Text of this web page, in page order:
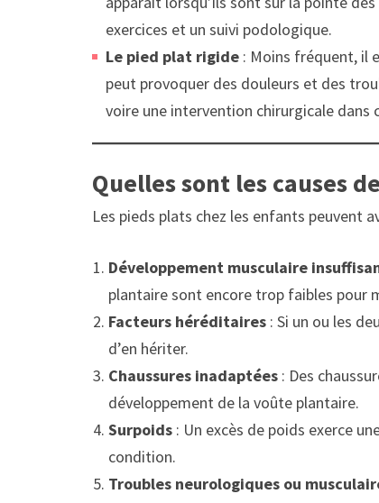
exercices et un suivi podologique.
Le pied plat rigide : Moins fréquent, il
peut provoquer des douleurs et des
voire une intervention chirurgicale dans
Quelles sont les causes
Les pieds plats chez les enfants peuvent
Développement musculaire
plantaire sont encore trop faibles pour
Facteurs héréditaires : Si un ou les
d’en hériter.
Chaussures inadaptées : Des
développement de la voûte plantaire.
Surpoids : Un excès de poids exerce
condition.
Troubles neurologiques ou